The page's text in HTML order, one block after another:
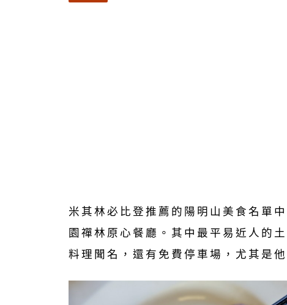
米其林必比登推薦的陽明山美食名單
園禪林原心餐廳。其中最平易近人的
料理聞名，還有免費停車場，尤其是